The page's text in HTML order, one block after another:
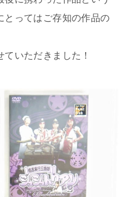
とってはご存知の作品の
いただきました！